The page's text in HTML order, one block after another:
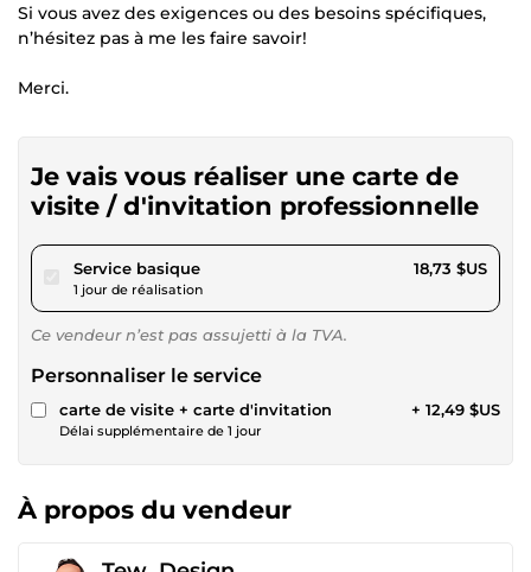
Si vous avez des exigences ou des besoins spécifiques,
n’hésitez pas à me les faire savoir!
Merci.
Je vais vous réaliser une carte de
visite / d'invitation professionnelle
Service basiquepour 17,26 $US
1 jour de réalisation
18,73 $US
Ce vendeur n’est pas assujetti à la TVA.
Personnaliser le service
carte de visite + carte d'invitation
Délai supplémentaire de 1 jour
+ 12,49 $US
À propos du vendeur